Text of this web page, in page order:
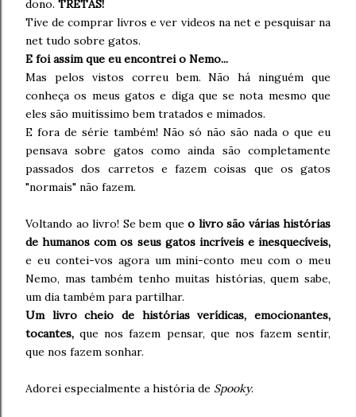
dono. TRETAS!
Tive de comprar livros e ver videos na net e pesquisar na
net tudo sobre gatos.
E foi assim que eu encontrei o Nemo...
Mas pelos vistos correu bem. Não há ninguém que
conheça os meus gatos e diga que se nota mesmo que
eles são muitíssimo bem tratados e mimados.
E fora de série também! Não só não são nada o que eu
pensava sobre gatos como ainda são completamente
passados dos carretos e fazem coisas que os gatos
"normais" não fazem.
Voltando ao livro! Se bem que o livro são várias histórias
de humanos com os seus gatos incríveis e inesquecíveis,
e eu contei-vos agora um mini-conto meu com o meu
Nemo, mas também tenho muitas histórias, quem sabe,
um dia também para partilhar.
Um livro cheio de histórias verídicas, emocionantes,
tocantes,que nos fazem pensar, que nos fazem sentir,
que nos fazem sonhar.
Adorei especialmente a história de Spooky.